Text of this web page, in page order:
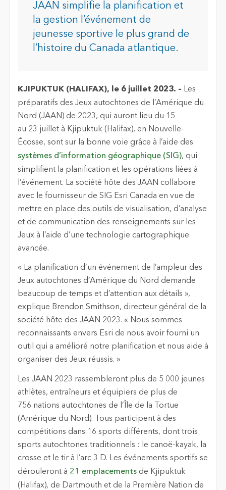
JAAN simplifie la planification et
la gestion l’événement de
jeunesse sportive le plus grand de
l’histoire du Canada atlantique.
KJIPUKTUK (HALIFAX), le 6 juillet 2023. – Les
préparatifs des Jeux autochtones de l’Amérique du
Nord (JAAN) de 2023, qui auront lieu du 15
au 23 juillet à Kjipuktuk (Halifax), en Nouvelle-
Écosse, sont sur la bonne voie grâce à l’aide des
systèmes d’information géographique (SIG), qui
simplifient la planification et les opérations liées à
l’événement. La société hôte des JAAN collabore
avec le fournisseur de SIG Esri Canada en vue de
mettre en place des outils de visualisation, d’analyse
et de communication des renseignements sur les
Jeux à l’aide d’une technologie cartographique
avancée.
« La planification d’un événement de l’ampleur des
Jeux autochtones d’Amérique du Nord demande
beaucoup de temps et d’attention aux détails »,
explique Brendon Smithson, directeur général de la
société hôte des JAAN 2023. « Nous sommes
reconnaissants envers Esri de nous avoir fourni un
outil qui a amélioré notre planification et nous aide à
organiser des Jeux réussis. »
Les JAAN 2023 rassembleront plus de 5 000 jeunes
athlètes, entraîneurs et équipiers de plus de
756 nations autochtones de l’Île de la Tortue
(Amérique du Nord). Tous participent à des
compétitions dans 16 sports différents, dont trois
sports autochtones traditionnels : le canoë-kayak, la
crosse et le tir à l’arc 3 D. Les événements sportifs se
dérouleront à 21 emplacementsde Kjipuktuk
(Halifax), de Dartmouth et de la Première Nation de